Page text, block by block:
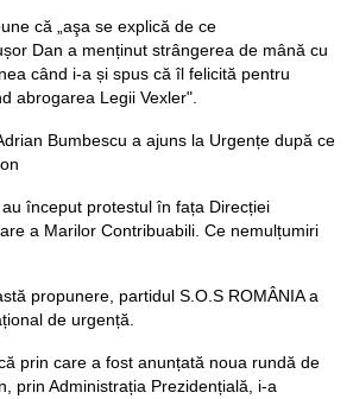
că „aşa se explică de ce
Dan a menținut strângerea de mână cu
când i-a și spus că îl felicită pentru
abrogarea Legii Vexler".
Bumbescu a ajuns la Urgențe după ce
început protestul în fața Direcției
a Marilor Contribuabili. Ce nemulțumiri
propunere, partidul S.O.S ROMÂNIA a
de urgență.
prin care a fost anunțată noua rundă de
prin Administrația Prezidențială, i-a